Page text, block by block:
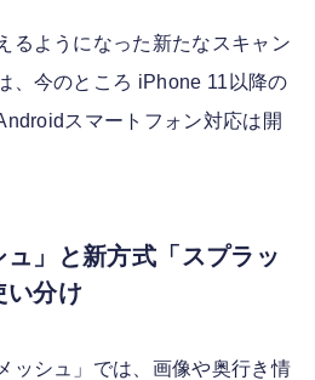
るようになった新たなスキャン
、今のところ iPhone 11以降の
スマートフォン対応は開
」と新方式「スプラッ
い分け
ッシュ」では、画像や奥行き情